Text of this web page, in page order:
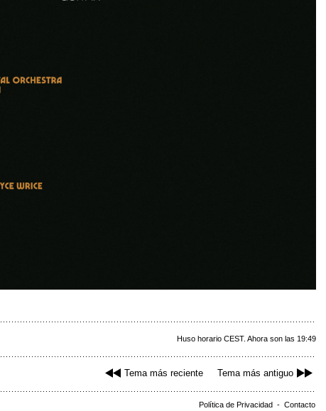
Huso horario CEST. Ahora son las 19:49
Tema más reciente Tema más antiguo
Política de Privacidad - Contacto